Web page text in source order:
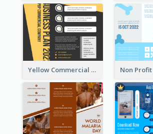
Yellow Commercial Event Program Tri Fold Brochure